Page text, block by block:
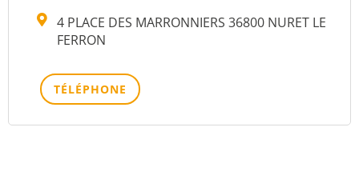
4 PLACE DES MARRONNIERS 36800 NURET LE
FERRON
TÉLÉPHONE